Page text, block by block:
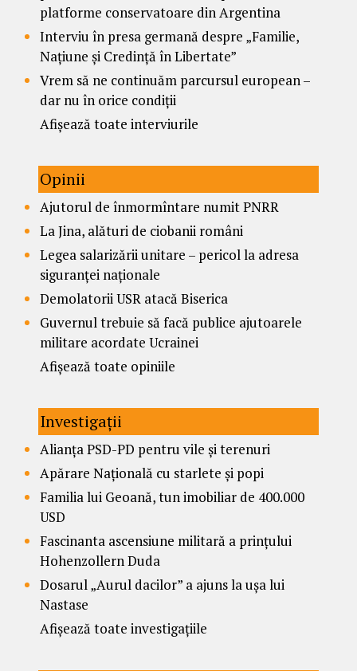
platforme conservatoare din Argentina
Interviu în presa germană despre „Familie,
Națiune și Credință în Libertate”
Vrem să ne continuăm parcursul european –
dar nu în orice condiții
Afișează toate interviurile
Opinii
Ajutorul de înmormîntare numit PNRR
La Jina, alături de ciobanii români
Legea salarizării unitare – pericol la adresa
siguranței naționale
Demolatorii USR atacă Biserica
Guvernul trebuie să facă publice ajutoarele
militare acordate Ucrainei
Afișează toate opiniile
Investigații
Alianța PSD-PD pentru vile și terenuri
Apărare Națională cu starlete și popi
Familia lui Geoană, tun imobiliar de 400.000
USD
Fascinanta ascensiune militară a prințului
Hohenzollern Duda
Dosarul „Aurul dacilor” a ajuns la ușa lui
Nastase
Afișează toate investigațiile